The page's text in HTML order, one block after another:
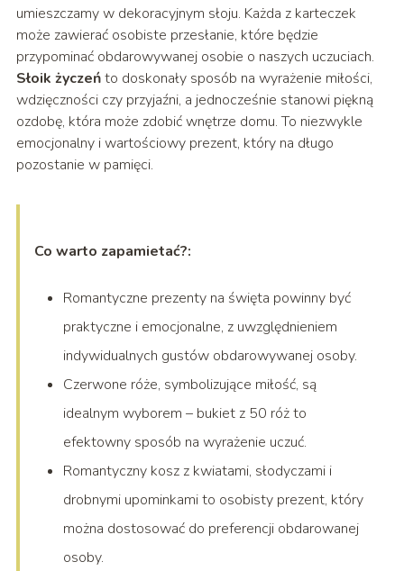
umieszczamy w dekoracyjnym słoju. Każda z karteczek
może zawierać osobiste przesłanie, które będzie
przypominać obdarowywanej osobie o naszych uczuciach.
Słoik życzeńto doskonały sposób na wyrażenie miłości,
wdzięczności czy przyjaźni, a jednocześnie stanowi piękną
ozdobę, która może zdobić wnętrze domu. To niezwykle
emocjonalny i wartościowy prezent, który na długo
pozostanie w pamięci.
Co warto zapamietać?:
Romantyczne prezenty na święta powinny być
praktyczne i emocjonalne, z uwzględnieniem
indywidualnych gustów obdarowywanej osoby.
Czerwone róże, symbolizujące miłość, są
idealnym wyborem – bukiet z 50 róż to
efektowny sposób na wyrażenie uczuć.
Romantyczny kosz z kwiatami, słodyczami i
drobnymi upominkami to osobisty prezent, który
można dostosować do preferencji obdarowanej
osoby.